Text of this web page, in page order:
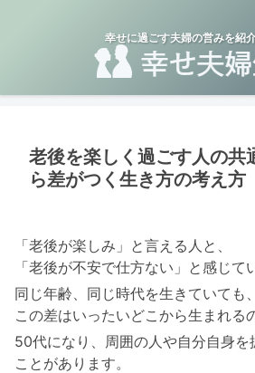
幸せに過ごす夫婦の営みを紹介
老後を楽しく過ごす人の
ら差がつく生き方の考え方
「老後が楽しみ」と言える人と、
「老後が不安で仕方ない」と感じて
同じ年齢、同じ時代を生きていても、
この差はいったいどこから生まれる
50代になり、周囲の人や自分自身を
ことがあります。